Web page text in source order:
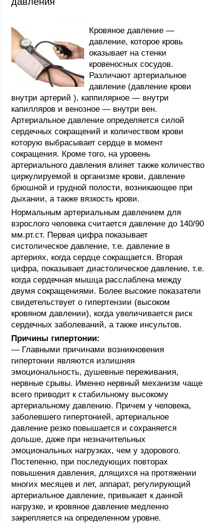
Кровяное давление —
давление, которое кровь
оказывает на стенки
кровеносных сосудов.
Различают артериальное
давление (давление крови
внутри артерий ), каппилярное — внутри
капилляров и венозное — внутри вен.
Артериальное давление определяется силой
сердечных сокращений и количеством крови
которую выбрасывает сердце в момент
сокращения. Кроме того, на уровень
артериального давления влияет также количество
циркулируемой в организме крови, давление
брюшной и грудной полости, возникающее при
дыхании, а также вязкость крови.
Нормальным артериальным давлением для
взрослого человека считается давление до 140/90
мм.рт.ст. Первая цифра показывает
систолическое давление, т.е. давление в
артериях, когда сердце сокращается. Вторая
цифра, показывает диастолическое давление, т.е.
когда сердечная мышца расслаблена между
двумя сокращениями. Более высокие показатели
свидетельствует о гипертензии (высоком
кровяном давлении), когда увеличивается риск
сердечных заболеваний, а также инсультов.
Причины гипертонии:
— Главными причинами возникновения
гипертонии являются излишняя
эмоциональность, душевные переживания,
нервные срывы. Именно нервный механизм чаще
всего приводит к стабильному высокому
артериальному давлению. Причем у человека,
заболевшего гипертонией, артериальное
давление резко повышается и сохраняется
дольше, даже при незначительных
эмоциональных нагрузках, чем у здорового.
Постепенно, при последующих повторах
повышения давления, длящихся на протяжении
многих месяцев и лет, аппарат, регулирующий
артериальное давление, привыкает к данной
нагрузке, и кровяное давление медленно
закрепляется на определенном уровне.